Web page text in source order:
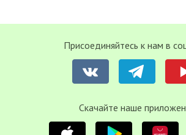
Присоединяйтесь к нам в
Cкачайте наше